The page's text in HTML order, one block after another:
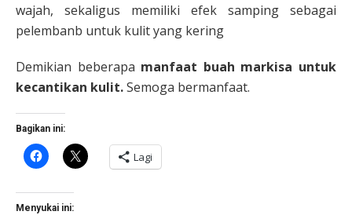
wajah, sekaligus memiliki efek samping sebagai
pelembanb untuk kulit yang kering
Demikian beberapa manfaat buah markisa untuk
kecantikan kulit.Semoga bermanfaat.
Bagikan ini:
Klik
untuk
Facebook(Membuka
di
Klik
untuk
berbagi
Lagi
Menyukai ini: